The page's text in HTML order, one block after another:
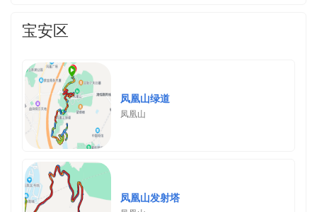
宝安区
凤凰山绿道
凤凰山
凤凰山发射塔